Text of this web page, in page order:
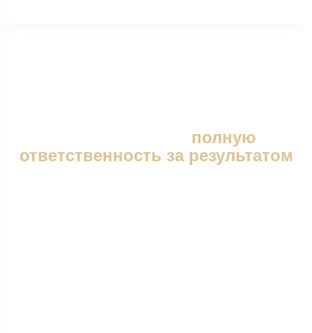
полную
ответственность за результатом